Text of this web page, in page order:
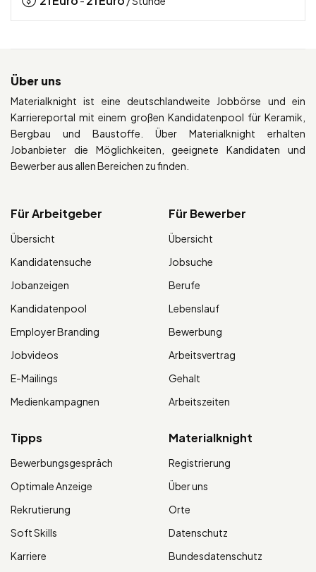
Über uns
Materialknight ist eine deutschlandweite Jobbörse und ein
Karriereportal mit einem großen Kandidatenpool für Keramik,
Bergbau und Baustoffe. Über Materialknight erhalten
Jobanbieter die Möglichkeiten, geeignete Kandidaten und
Bewerber aus allen Bereichen zu finden.
Für Arbeitgeber
Übersicht
Kandidatensuche
Jobanzeigen
Kandidatenpool
Employer Branding
Jobvideos
E-Mailings
Medienkampagnen
Für Bewerber
Übersicht
Jobsuche
Berufe
Lebenslauf
Bewerbung
Arbeitsvertrag
Gehalt
Arbeitszeiten
Tipps
Bewerbungsgespräch
Optimale Anzeige
Rekrutierung
Soft Skills
Karriere
Materialknight
Registrierung
Über uns
Orte
Datenschutz
Bundesdatenschutz